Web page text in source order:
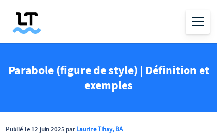
Parabole (figure de style) | Définition et
exemples
Publié le 12 juin 2025 par Laurine Tihay, BA